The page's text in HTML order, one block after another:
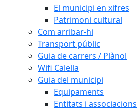
El municipi en xifres
Patrimoni cultural
Com arribar-hi
Transport públic
Guia de carrers / Plànol
Wifi Calella
Guia del municipi
Equipaments
Entitats i associacions